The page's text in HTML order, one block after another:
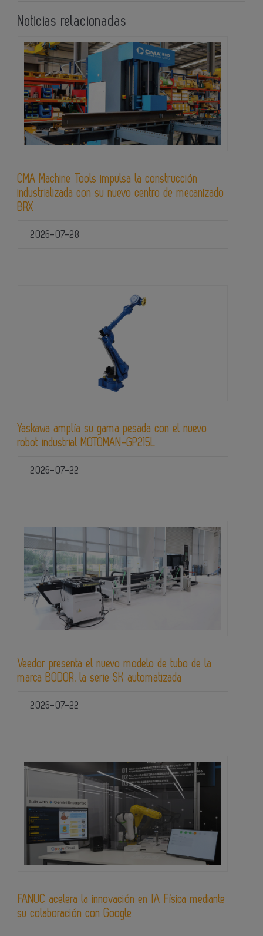
Noticias relacionadas
CMA Machine Tools impulsa la construcción
industrializada con su nuevo centro de mecanizado
BRX
2026-07-28
Yaskawa amplía su gama pesada con el nuevo
robot industrial MOTOMAN-GP215L
2026-07-22
Veedor presenta el nuevo modelo de tubo de la
marca BODOR, la serie SK automatizada
2026-07-22
FANUC acelera la innovación en IA Física mediante
su colaboración con Google